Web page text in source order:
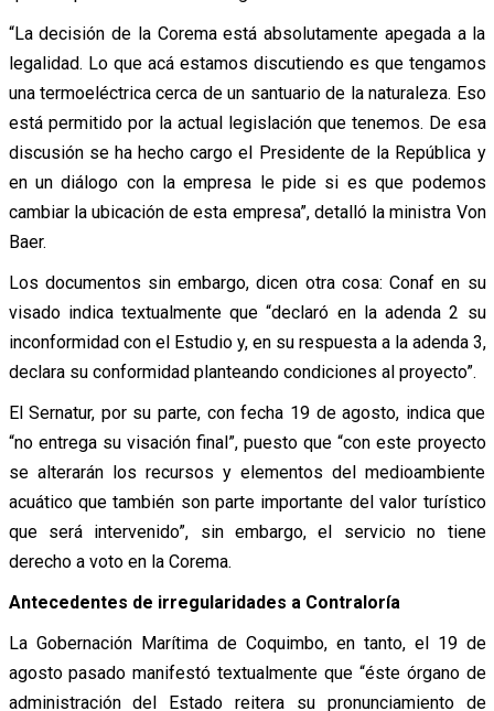
“La decisión de la Corema está absolutamente apegada a la
legalidad. Lo que acá estamos discutiendo es que tengamos
una termoeléctrica cerca de un santuario de la naturaleza. Eso
está permitido por la actual legislación que tenemos. De esa
discusión se ha hecho cargo el Presidente de la República y
en un diálogo con la empresa le pide si es que podemos
cambiar la ubicación de esta empresa”, detalló la ministra Von
Baer.
Los documentos sin embargo, dicen otra cosa: Conaf en su
visado indica textualmente que “declaró en la adenda 2 su
inconformidad con el Estudio y, en su respuesta a la adenda 3,
declara su conformidad planteando condiciones al proyecto”.
El Sernatur, por su parte, con fecha 19 de agosto, indica que
“no entrega su visación final”, puesto que “con este proyecto
se alterarán los recursos y elementos del medioambiente
acuático que también son parte importante del valor turístico
que será intervenido”, sin embargo, el servicio no tiene
derecho a voto en la Corema.
Antecedentes de irregularidades a Contraloría
La Gobernación Marítima de Coquimbo, en tanto, el 19 de
agosto pasado manifestó textualmente que “éste órgano de
administración del Estado reitera su pronunciamiento de